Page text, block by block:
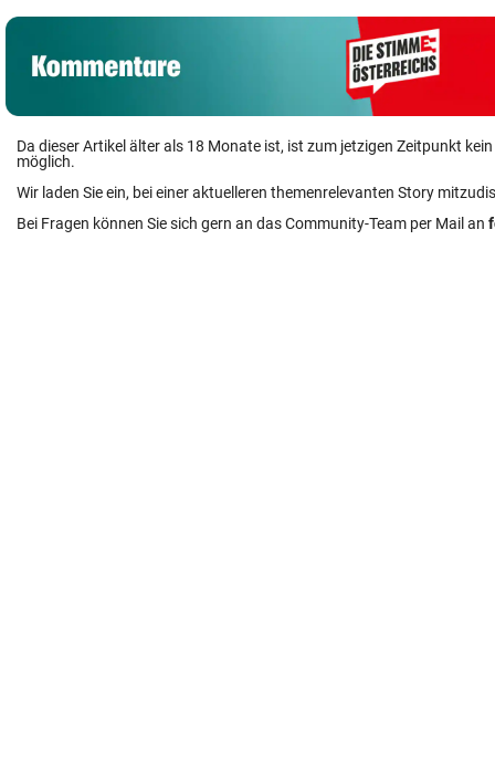
Da dieser Artikel älter als 18 Monate ist, ist zum jetzigen Zeitpunkt
möglich.
Wir laden Sie ein, bei einer aktuelleren themenrelevanten Story
Bei Fragen können Sie sich gern an das Community-Team per Mail an